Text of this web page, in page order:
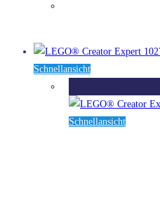
Schnellansicht
Schnellansicht